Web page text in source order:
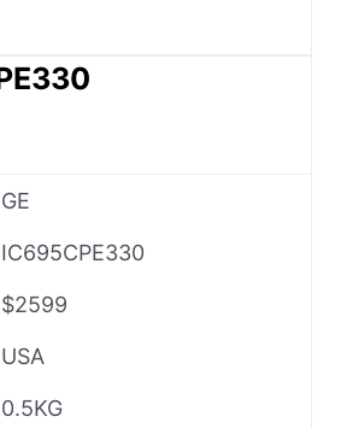
GE
IC695CPE330
$2599
USA
0.5KG